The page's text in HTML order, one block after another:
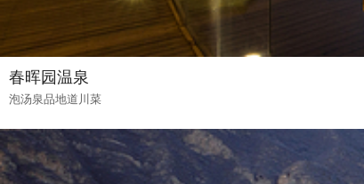
春晖园温泉
泡汤泉品地道川菜